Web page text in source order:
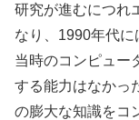
研究が進むにつれ
なり、1990年代に
当時のコンピュー
する能力はなかっ
の膨大な知識をコ